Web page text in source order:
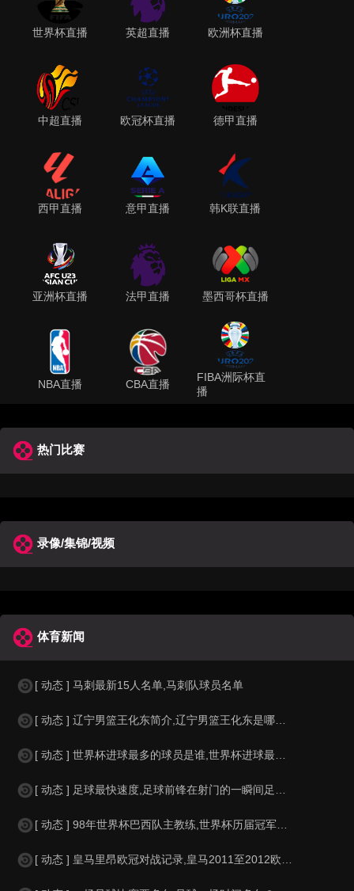
世界杯直播 英超直播 欧洲杯直播
中超直播 欧冠杯直播 德甲直播
西甲直播 意甲直播 韩K联直播
亚洲杯直播 法甲直播 墨西哥杯直播
NBA直播 CBA直播
FIBA洲际杯直
播
热门比赛
录像/集锦/视频
体育新闻
[ 动态 ] 马刺最新15人名单,马刺队球员名单
[ 动态 ] 辽宁男篮王化东简介,辽宁男篮王化东是哪里人？
[ 动态 ] 世界杯进球最多的球员是谁,世界杯进球最多的球员是谁？
[ 动态 ] 足球最快速度,足球前锋在射门的一瞬间足球的速度有多快？？
[ 动态 ] 98年世界杯巴西队主教练,世界杯历届冠军球队教练
[ 动态 ] 皇马里昂欧冠对战记录,皇马2011至2012欧冠赛程&nbs